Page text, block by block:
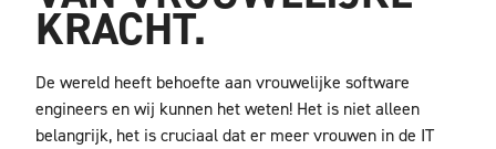
KRACHT.
De wereld heeft behoefte aan vrouwelijke software
engineers en wij kunnen het weten! Het is niet alleen
belangrijk, het is cruciaal dat er meer vrouwen in de IT